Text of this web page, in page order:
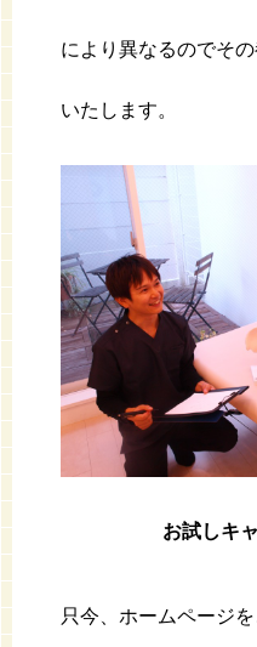
により異なるのでそ
いたします。
お試しキ
只今、ホームページ